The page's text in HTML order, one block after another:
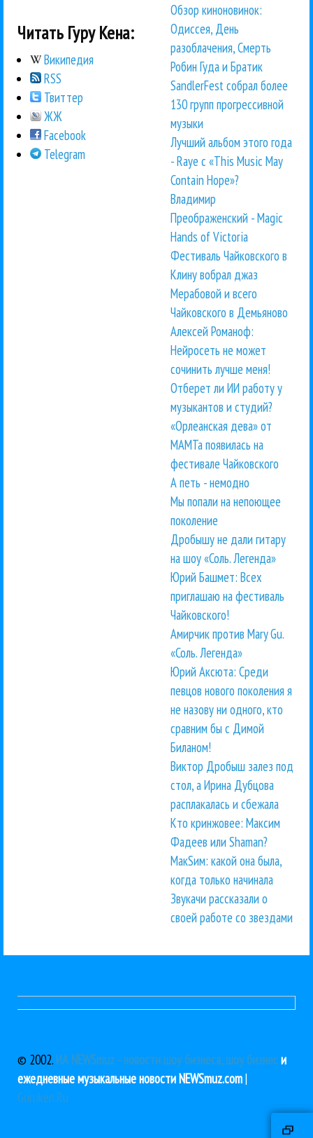
Читать Гуру Кена:
Википедия
RSS
Твиттер
ЖЖ
Facebook
Telegram
Обзор киноновинок:
Одиссея, День
разоблачения, Смерть
Робин Гуда и Братик
SandlerFest собрал более
130 групп прогрессивной
музыки
Лучший альбом этого года
- Raye с «This Music May
Contain Hope»?
Владимир
Преображенский - Magic
Hands of Victoria
Фестиваль Чайковского в
Клину вобрал джаз
Мерабовой и всего
Чайковского в Демьяново
Алексей Романоф:
Нейросеть не может
сочинить лучше меня!
Отберет ли ИИ работу у
музыкантов и студий?
«Орлеанская дева» от
МАМТа появилась на
фестивале Чайковского
А петь - немодно
Мы попали на непоющее
поколение
Дробышу не дали гитару
на шоу «Соль. Легенда»
Юрий Башмет: Всех
приглашаю на фестиваль
Чайковского!
Амирчик против Mary Gu.
«Соль. Легенда»
Юрий Аксюта: Среди
певцов нового поколения я
не назову ни одного, кто
сравним бы с Димой
Биланом!
Виктор Дробыш залез под
стол, а Ирина Дубцова
расплакалась и сбежала
Кто кринжовее: Максим
Фадеев или Shaman?
МакSим: какой она была,
когда только начинала
Звукачи рассказали о
своей работе со звездами
© 2002. ИА NEWSmuz - новости шоу бизнеса, шоу бизнеси
ежедневные музыкальные новости NEWSmuz.com|
Guruken.Ru